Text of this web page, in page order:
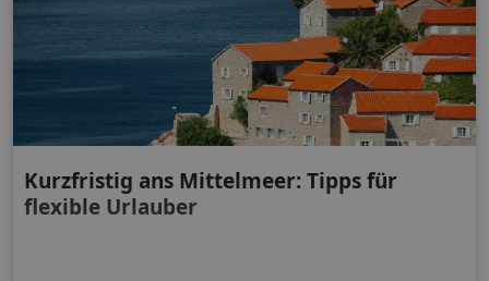
Kurzfristig ans Mittelmeer: Tipps für
flexible Urlauber